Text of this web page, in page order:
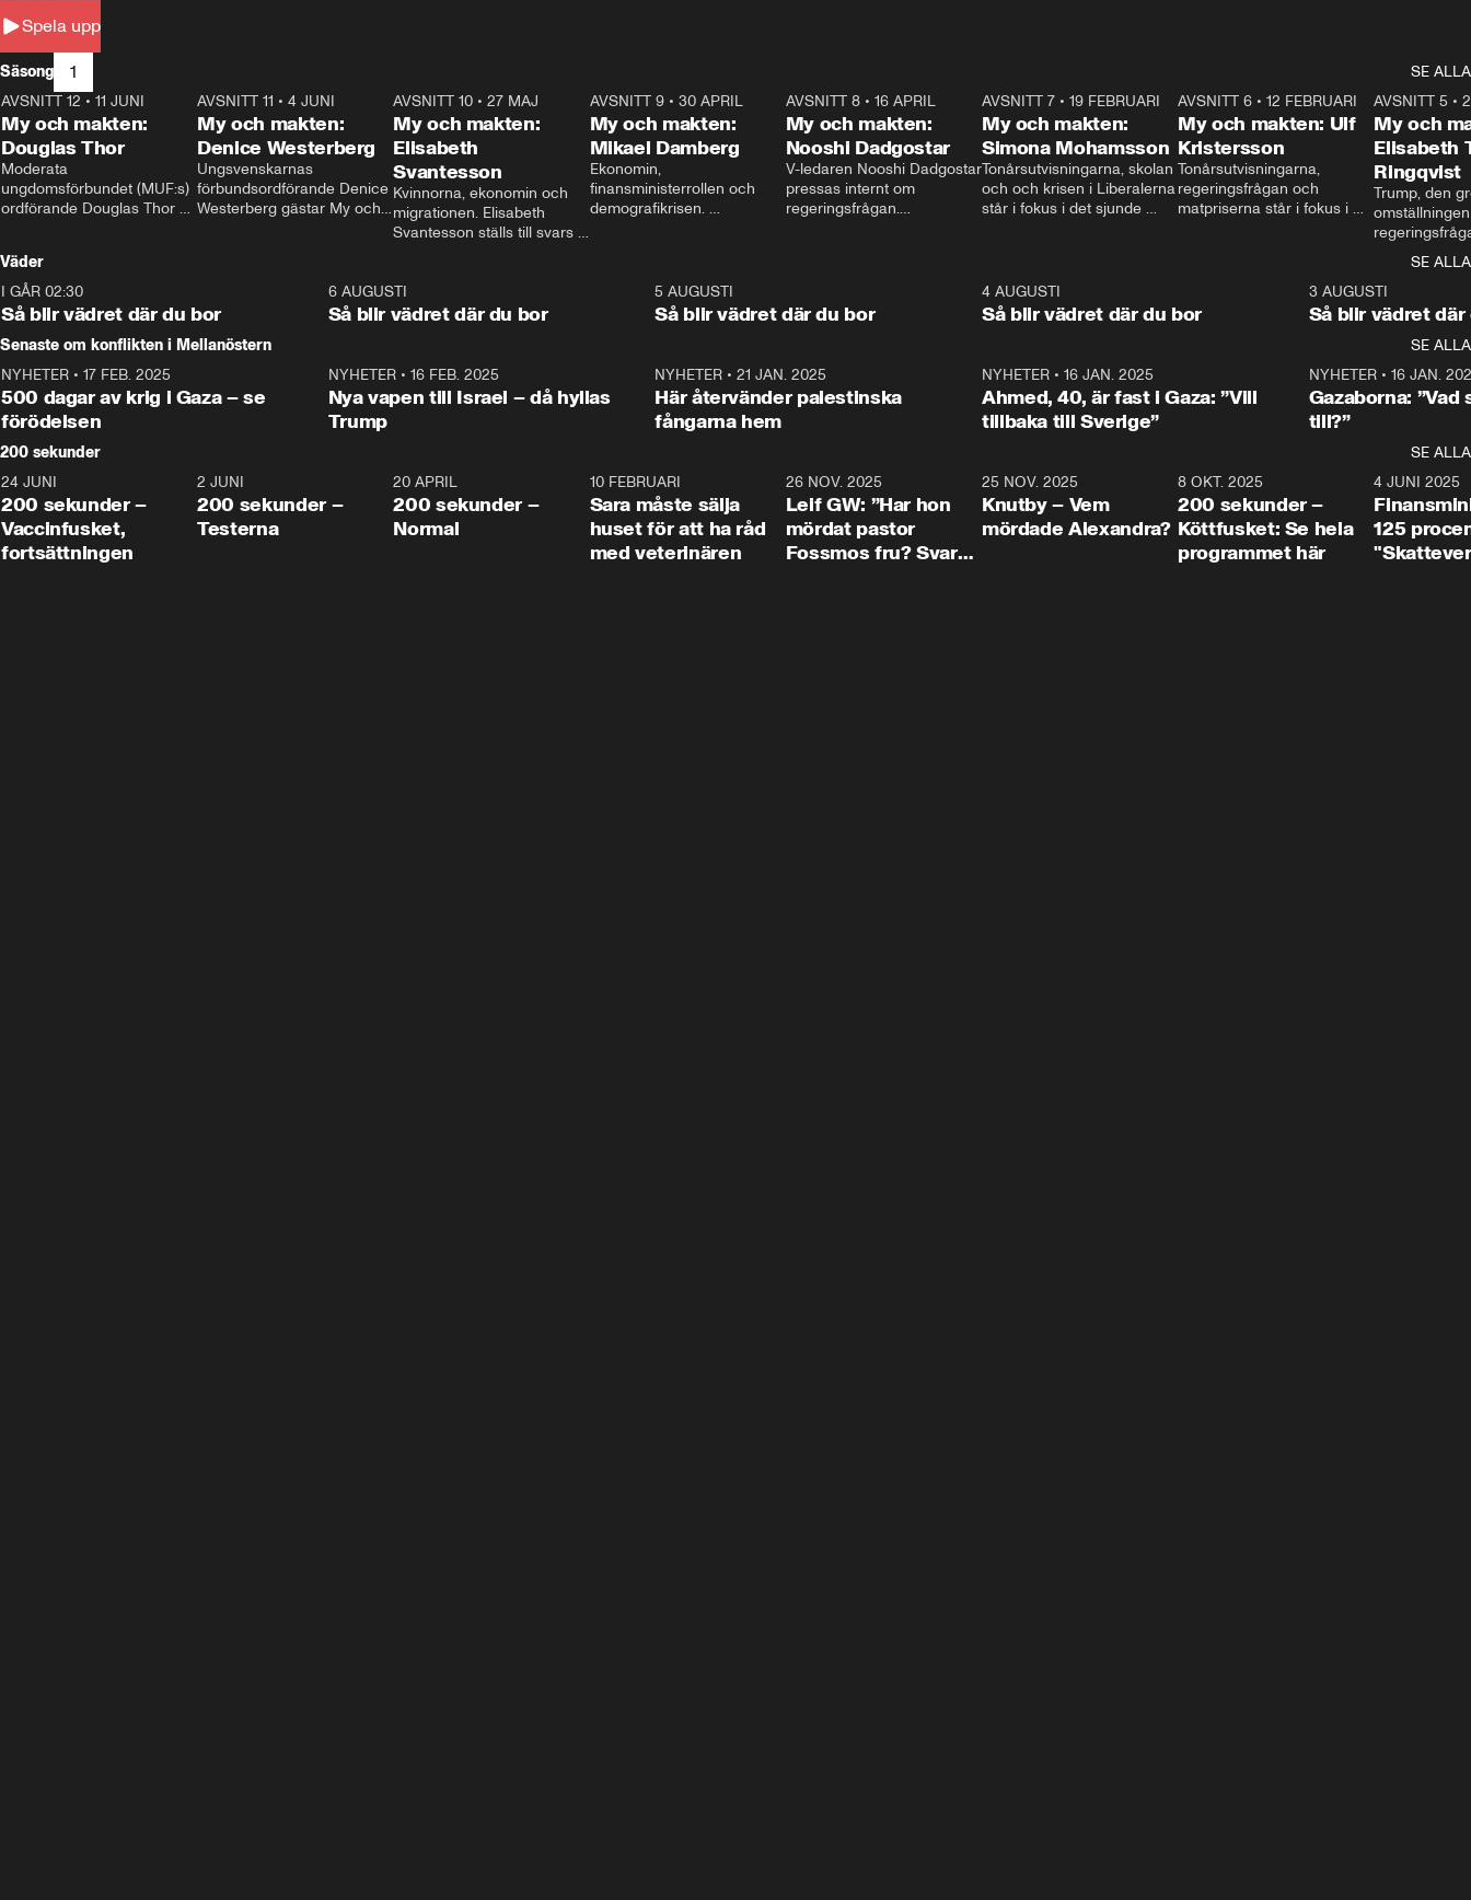
Spela upp
Säsong 1
SE ALLA
26:27
AVSNITT 12 • 11 JUNI
My och makten:
Douglas Thor
Moderata
ungdomsförbundet (MUF:s)
ordförande Douglas Thor
tonårsutvisningarna och hur
Moderaterna ska locka
väljare till valet i höst.
23:40
AVSNITT 11 •4 JUNI
My och makten:
Denice Westerberg
Ungsvenskarnas
förbundsordförande Denice
Westerberg gästar My och
AVSNITT 10 •27 MAJ
My och makten:
Elisabeth
Svantesson
Kvinnorna, ekonomin och
migrationen. Elisabeth
Svantesson ställs till svars
AVSNITT 9• 30 APRIL
My och makten:
Mikael Damberg
Ekonomin,
finansministerrollen och
demografikrisen.
och Makten.
AVSNITT 8• 16 APRIL
My och makten:
Nooshi Dadgostar
V-ledaren Nooshi Dadgostar
pressas internt om
regeringsfrågan.
– Vi ställer upp i val. Ska vi
vara med så sitter vi förstås
24:30
AVSNITT 7• 19 FEBRUARI
My och makten:
Simona Mohamsson
Tonårsutvisningarna, skolan
och och krisen i Liberalerna
står i fokus i det sjunde
kommentator My
Rohwedder ställer
utbildnings- och
Mohamsson till svars.
27:30
AVSNITT 6 •12 FEBRUARI
My och makten: Ulf
Kristersson
Tonårsutvisningarna,
regeringsfrågan och
matpriserna står i fokus i
Rohwedder ställer
statsminister Ulf Kristersson
AVSNITT 5 •
My och
Elisabeth
Ringqvist
Trump, den
centrum i
avsnittet av
Makten”. Se
Aftonbladets
Rohwedder
Thand Ring
Väder
SE ALLA
I GÅR 02:30
Så blir vädret där du bor
1:06
6 AUGUSTI
Så blir vädret där du bor
5 AUGUSTI
Så blir vädret där du bor
4 AUGUSTI
Så blir vädret där du bor
3 AUGUSTI
Så blir vädret där
Senaste om konflikten i Mellanöstern
SE ALLA
NYHETER • 17 FEB. 2025
500 dagar av krig i Gaza – se
förödelsen
NYHETER• 16 FEB. 2025
Nya vapen till Israel – då hyllas
Trump
NYHETER •21 JAN. 2025
Här återvänder palestinska
fångarna hem
NYHETER• 16 JAN. 2025
Ahmed, 40, är fast i Gaza: ”Vill
tillbaka till Sverige”
NYHETER• 16 JAN.
Gazaborna:
till?”
200 sekunder
SE ALLA
5:00
24 JUNI
200 sekunder –
Vaccinfusket,
fortsättningen
4:23
2 JUNI
200 sekunder –
Testerna
20 APRIL
200 sekunder –
Normal
10 FEBRUARI
Sara måste sälja
huset för att ha råd
med veterinären
26 NOV. 2025
Leif GW: ”Har hon
mördat pastor
Fossmos fru? Svar
31:05
25 NOV. 2025
Knutby – Vem
mördade Alexandra?
4:29
8 OKT. 2025
200 sekunder –
Köttfusket: Se hela
programmet här
4 JUNI 2025
125